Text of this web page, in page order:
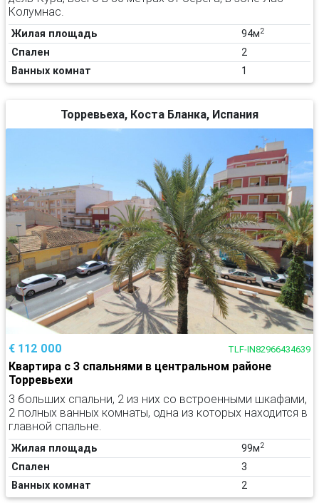
Колумнас.
Жилая площадь 94м2
Спален
2
Ванных комнат
1
Торревьеха, Коста Бланка, Испания
€ 112 000 TLF-IN82966434639
Квартира с 3 спальнями в центральном районе
Торревьехи
3 больших спальни, 2 из них со встроенными шкафами,
2 полных ванных комнаты, одна из которых находится в
главной спальне.
Жилая площадь 99м2
Спален
3
Ванных комнат
2